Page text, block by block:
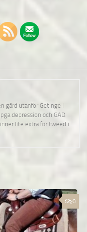
gård utanför Getinge i
depression och GAD.
lite extra för tweed i
0